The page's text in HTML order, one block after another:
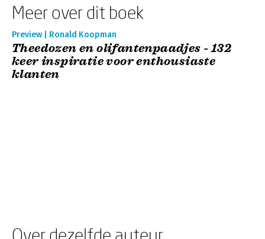
Meer over dit boek
Preview | Ronald Koopman
Theedozen en olifantenpaadjes - 132
keer inspiratie voor enthousiaste
klanten
Over dezelfde auteur